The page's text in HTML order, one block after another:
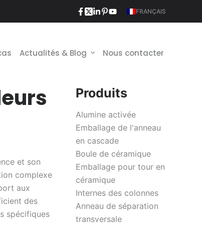
FRANÇAIS
Actualités & Blog Nous contacter
et son
complexe
aux
des
spécifiques
Produits
Alumine activée
Emballage de l'anneau
en cascade
Boule de céramique
Emballage pour tour en
céramique
Internes des colonnes
Anneau de séparation
transversale